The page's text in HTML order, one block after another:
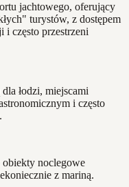
jachtowego, oferujący
turystów, z dostępem
i często przestrzeni
łodzi, miejscami
i często
obiekty noclegowe
z mariną.